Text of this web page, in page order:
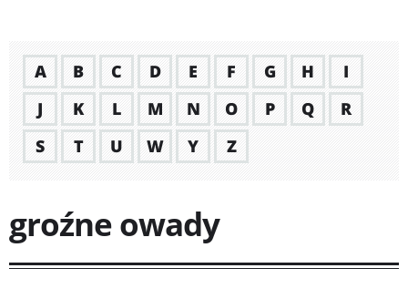
A B C D E F G H
I
J
K L M N O P Q
R
S
T U W Y Z
groźne owady